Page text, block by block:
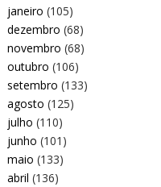
janeiro (105)
dezembro (68)
novembro (68)
outubro (106)
setembro (133)
agosto (125)
julho (110)
junho (101)
maio (133)
abril (136)